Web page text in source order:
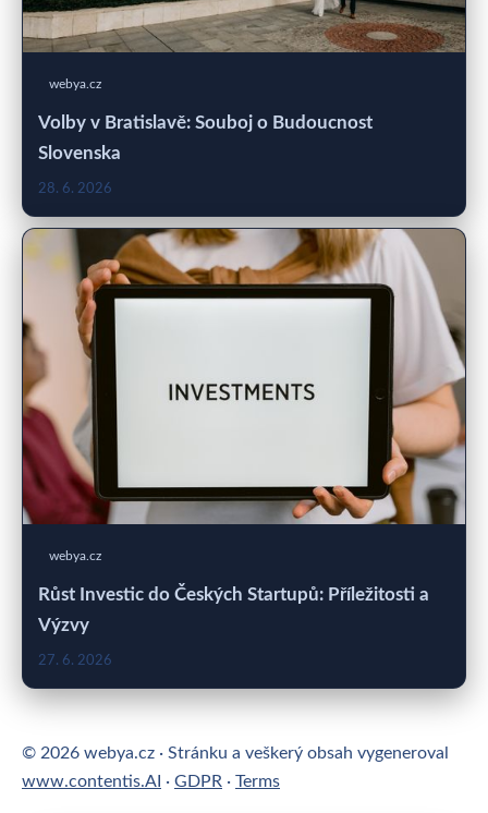
webya.cz
Volby v Bratislavě: Souboj o Budoucnost
Slovenska
28. 6. 2026
webya.cz
Růst Investic do Českých Startupů: Příležitosti a
Výzvy
27. 6. 2026
© 2026 webya.cz · Stránku a veškerý obsah vygeneroval
www.contentis.AI · GDPR · Terms